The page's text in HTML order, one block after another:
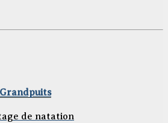
de natation